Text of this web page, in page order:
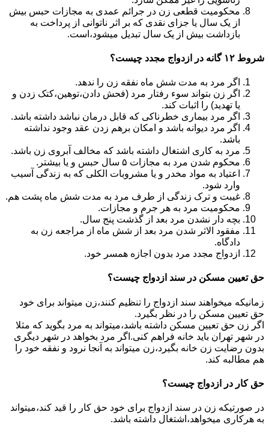
محکومیت قطعی زن در جرائم عمدی به مجازات حبس بیش
از یک سال یا جزای نقدی که بر اثر ناتوانی از پرداخت به
بازداشت بیش از یک سال تبدیل می‎شود،است.
شروط ۱۲ گانه در ازدواج مجدد چیست؟
اگر مرد به مدت شش ماه نفقه زن را ندهد.
اگر زن بتواند سوء رفتار مرد (فحش دادن،توهین،کتک زدن و
یا تهدید) را اثبات کند.
اگر مرد بیماری خطرناکی که قابل درمان نباشد داشته باشد.
اگر مرد دیوانه باشد و امکان برهم زدن عقد وجود نداشته
باشد.
مرد به کاری اشتغال داشته باشد که مخالف آبروی زن باشد.
محکوم شدن مرد به مجازات ۵ سال حبس و یا بیشتر.
اعتیاد به مواد مخدر و یا مشروبات الکلی که به زندگی آسیب
وارد شود.
غیبت و ترک زندگی از طرف مرد به مدت شش ماه پشت هم.
محکومیت مرد به هر جرم و مجازات.
بچه دار نشدن مرد بعد از گذشت پنج سال.
مفقود الاثر شدن مرد بعد از شش ماه از مراجعه زن به
دادگاه.
ازدواج مجدد مرد بدون اجازه همسر خود.
حق تعیین مسکن در سند ازدواج چیست؟
زمانیکه میخواهند سند ازدواج را تنظیم کنند،زن میتواند برای خود
حق تعیین مسکن را در نظر بگیرد.
اگر زن حق تعیین مسکن داشته باشد،میتواند به مرد بگوید که مثلا
در شهر تهران باید خانه فراهم کنی.اگر مرد بخواهد در شهر دیگری
بدون رضایت زن خانه بگیرد،زن میتواند به آنجا نرود و نفقه خود را
هم مطالبه کند.
حق کار در ازدواج چیست؟
در صورتیکه زن در سند ازدواج برای خود حق کار را قید کند،میتواند
به هرکاری میخواهد،اشتغال داشته باشد.